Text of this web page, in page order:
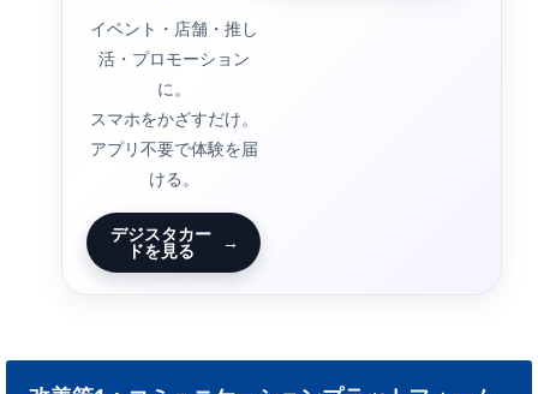
イベント・店舗・推し
活・プロモーション
に。
スマホをかざすだけ。
アプリ不要で体験を届
ける。
デジスタカー
ドを見る →